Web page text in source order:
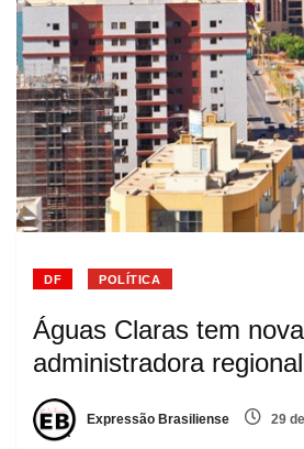
DF POLÍTICA
Águas Claras tem nova
administradora regional
Expressão Brasiliense 29